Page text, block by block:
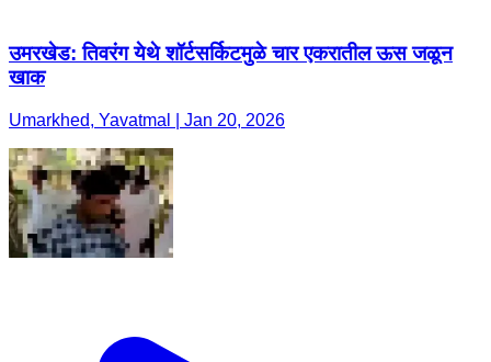
उमरखेड: तिवरंग येथे शॉर्टसर्किटमुळे चार एकरातील ऊस जळून
खाक
Umarkhed, Yavatmal | Jan 20, 2026